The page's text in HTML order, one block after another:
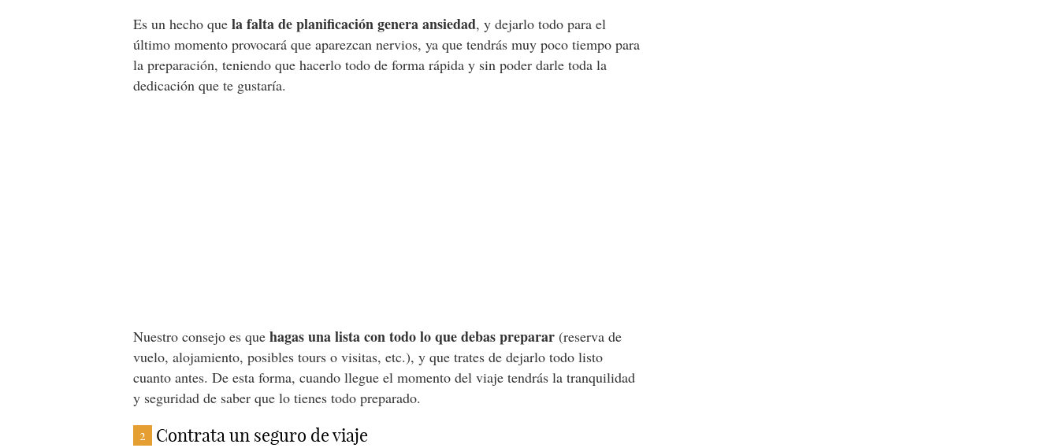
Es un hecho quela falta de planificación genera ansiedad, y dejarlo todo para el
último momento provocará que aparezcan nervios, ya que tendrás muy poco tiempo para
la preparación, teniendo que hacerlo todo de forma rápida y sin poder darle toda la
dedicación que te gustaría.
Nuestro consejo es quehagas una lista con todo lo que debas preparar (reserva de
vuelo, alojamiento, posibles tours o visitas, etc.), y que trates de dejarlo todo listo
cuanto antes. De esta forma, cuando llegue el momento del viaje tendrás la tranquilidad
y seguridad de saber que lo tienes todo preparado.
2 Contrata un seguro de viaje